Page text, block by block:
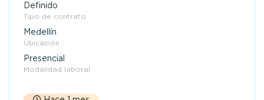
Definido
Tipo de contrato
Medellín
Ubicación
Presencial
Modalidad laboral